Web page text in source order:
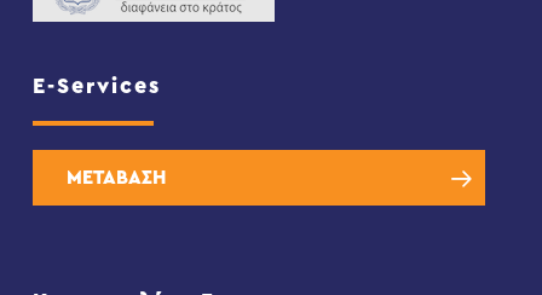
E-Services
ΜΕΤΑΒΑΣΗ